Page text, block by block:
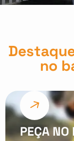
no
PEÇA NO